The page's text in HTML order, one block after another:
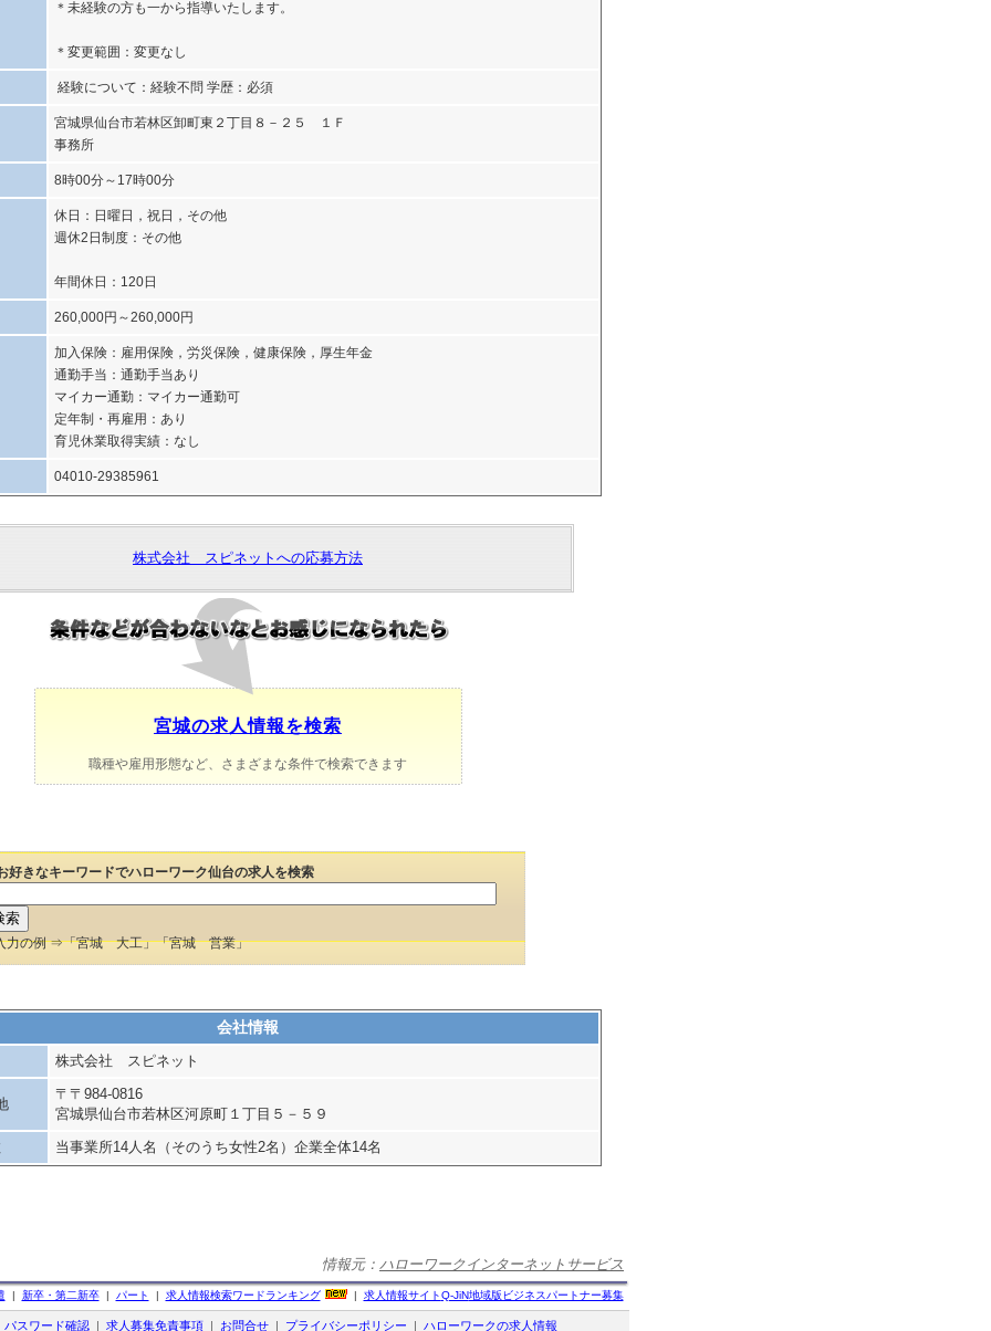
＊未経験の方も一から指導いたします。
＊変更範囲：変更なし
経験について：経験不問 学歴：必須
宮城県仙台市若林区卸町東２丁目８－２５ １Ｆ
事務所
8時00分～17時00分
休日：日曜日，祝日，その他
週休2日制度：その他
年間休日：120日
260,000円～260,000円
加入保険：雇用保険，労災保険，健康保険，厚生年金
通勤手当：通勤手当あり
マイカー通勤：マイカー通勤可
定年制・再雇用：あり
育児休業取得実績：なし
04010-29385961
株式会社 スピネットへの応募方法
宮城の求人情報を検索
職種や雇用形態など、さまざまな条件で検索できます
好きなキーワードでハローワーク仙台の求人を検索
力の例 ⇒「宮城 大工」「宮城 営業」
会社情報
株式会社 スピネット
〒〒984-0816
宮城県仙台市若林区河原町１丁目５－５９
当事業所14人名（そのうち女性2名）企業全体14名
情報元： ハローワークインターネットサービス
| 新卒・第二新卒| パート | 求人情報検索ワードランキング | 求人情報サイトQ-JiN地域版ビジネスパートナー募集
パスワード確認| 求人募集免責事項| お問合せ| プライバシーポリシー | ハローワークの求人情報